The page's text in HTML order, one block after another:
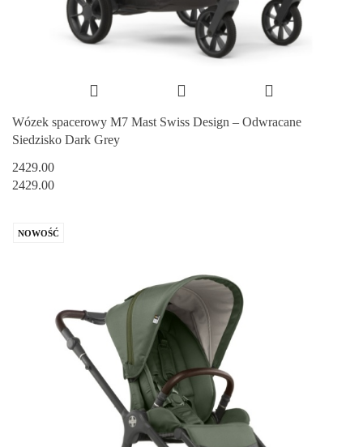
Wózek spacerowy M7 Mast Swiss Design – Odwracane
Siedzisko Dark Grey
2429.00
2429.00
NOWOŚĆ